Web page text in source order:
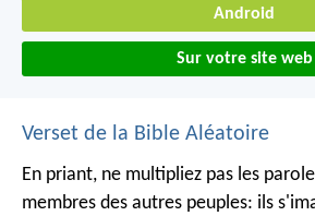
Android
Sur votre site web
Verset de la Bible Aléatoire
En priant, ne multipliez pas les
membres des autres peuples: ils